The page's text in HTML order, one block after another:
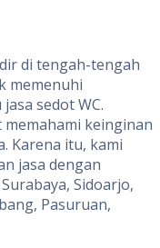
di tengah-tengah
memenuhi
sedot WC.
memahami keinginan
Karena itu, kami
jasa dengan
Sidoarjo,
Pasuruan,